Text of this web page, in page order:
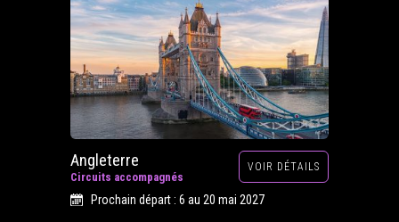
Angleterre
Circuits accompagnés
VOIR DÉTAILS
Prochain départ : 6 au 20 mai 2027